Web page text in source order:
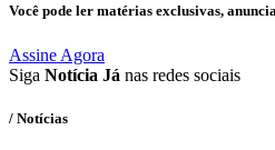
Você pode ler matérias exclusivas,
Assine Agora
Siga Notícia Já nas redes sociais
/ Notícias